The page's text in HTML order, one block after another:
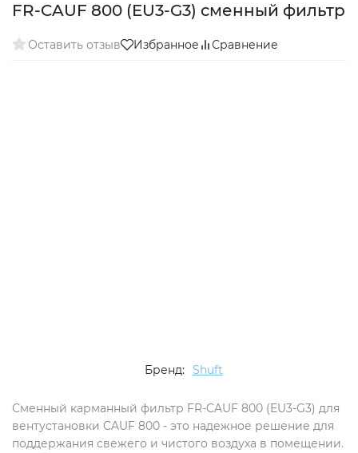
FR-CAUF 800 (EU3-G3) сменный фильтр
Оставить отзыв Избранное Сравнение
Бренд: Shuft
Сменный карманный фильтр FR-CAUF 800 (EU3-G3) для
вентустановки CAUF 800 - это надежное решение для
поддержания свежего и чистого воздуха в помещении.